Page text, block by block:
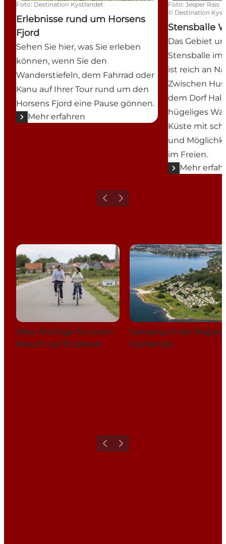
Foto: Destination Kystlandet
Erlebnisse rund um Horsens
Fjord
Sehen Sie hier, was Sie erleben
können, wenn Sie den
Wanderstiefeln, dem Fahrrad oder
Kanu auf Ihrer Tour rund um den
Horsens Fjord eine Pause gönnen.
Mehr erfahren
Foto: Jesper Rais
© Destination
Stensballe
Das Gebiet
Stensballe im
ist reich an
Zwischen
dem Dorf
hügeliges
Küste mit
und
im Freien.
Mehr
ZurückWeiter
Alles Wichtige für euren
Besuch auf Endelave
Camping in der Region
Kystlandet
ZurückWeiter